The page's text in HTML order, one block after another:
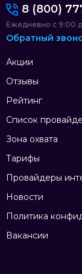
Акции
Отзывы
Рейтинг
Список
Зона охвата
Тарифы
Провайдеры
Новости
Политика
Вакансии
8 (800)
Ежедневно с 9:00
Обратный